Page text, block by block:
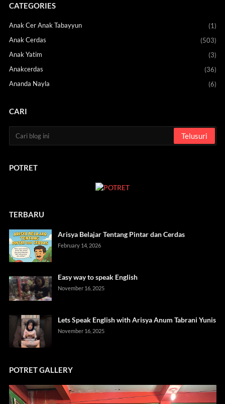
CATEGORIES
Anak Cer Anak Tabayyun
(1)
Anak Cerdas
(503)
Anak Yatim
(3)
Anakcerdas
(36)
Ananda Nayla
(6)
CARI
POTRET
TERBARU
Arisya Belajar Tentang Pintar dan Cerdas
February 14, 2026
Easy way to speak English
November 16, 2025
Lets Speak English with Arisya Anum Tabrani Yunis
November 16, 2025
POTRET GALLERY